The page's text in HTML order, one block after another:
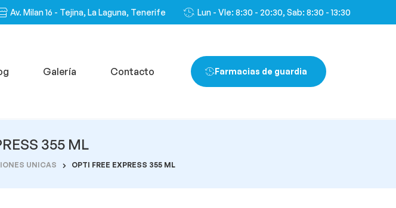
Av. Milan 16 - Tejina, La Laguna, Tenerife Lun - VIe: 8:30 - 20:30, Sab: 8:30 - 13:30
Galería Contacto Farmacias de guardia
355 ML
UNICAS OPTI FREE EXPRESS 355 ML